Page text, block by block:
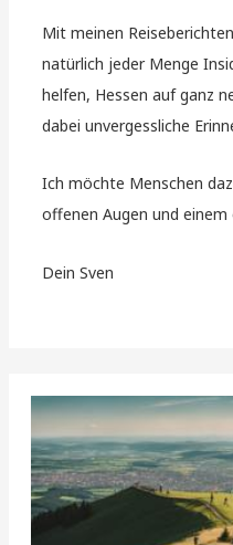
Mit meinen
natürlich jeder Menge
helfen, Hessen auf ganz
dabei unvergessliche
Ich möchte Menschen
offenen Augen und
Dein Sven